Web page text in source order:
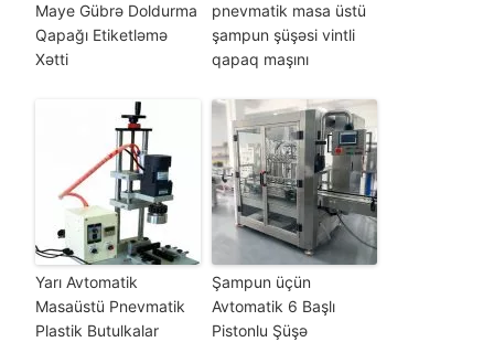
Maye Gübrə Doldurma
Qapağı Etiketləmə
Xətti
pnevmatik masa üstü
şampun şüşəsi vintli
qapaq maşını
Yarı Avtomatik
Masaüstü Pnevmatik
Plastik Butulkalar
Şampun üçün
Avtomatik 6 Başlı
Pistonlu Şüşə